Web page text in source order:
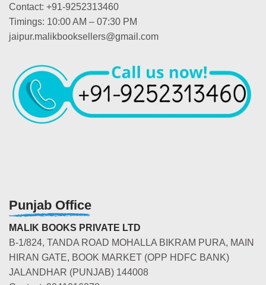
Contact: +91-9252313460
Timings: 10:00 AM – 07:30 PM
jaipur.malikbooksellers@gmail.com
Punjab Office
MALIK BOOKS PRIVATE LTD
B-1/824, TANDA ROAD MOHALLA BIKRAM PURA, MAIN
HIRAN GATE, BOOK MARKET (OPP HDFC BANK)
JALANDHAR (PUNJAB) 144008